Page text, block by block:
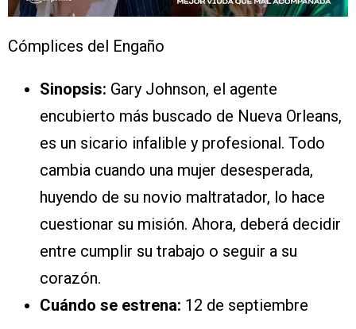
Cómplices del Engaño
Sinopsis: Gary Johnson, el agente
encubierto más buscado de Nueva Orleans,
es un sicario infalible y profesional. Todo
cambia cuando una mujer desesperada,
huyendo de su novio maltratador, lo hace
cuestionar su misión. Ahora, deberá decidir
entre cumplir su trabajo o seguir a su
corazón.
Cuándo se estrena: 12 de septiembre